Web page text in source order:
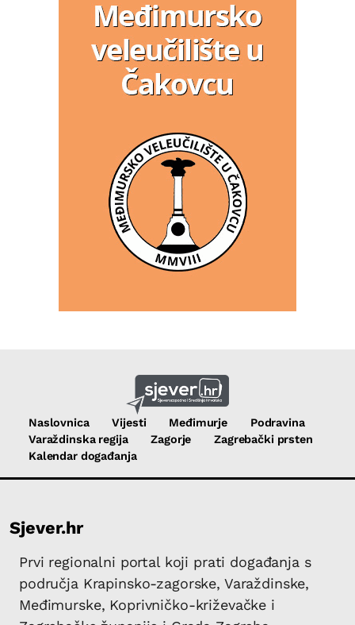
Naslovnica Vijesti Međimurje
Podravina
Varaždinska regija
Zagorje
Zagrebački prsten
Kalendar događanja
Sjever.hr
Prvi regionalni portal koji prati događanja s
područja Krapinsko-zagorske, Varaždinske,
Međimurske, Koprivničko-križevačke i